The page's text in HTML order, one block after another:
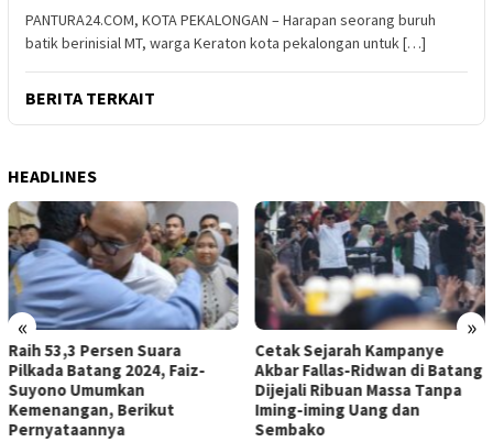
PANTURA24.COM, KOTA PEKALONGAN – Harapan seorang buruh
batik berinisial MT, warga Keraton kota pekalongan untuk […]
BERITA TERKAIT
HEADLINES
« »
Cetak Sejarah Kampanye
Akbar Fallas-Ridwan di Batang
Dijejali Ribuan Massa Tanpa
Iming-iming Uang dan
Sembako
Saatnya Wong Batang Tuan
Rumah di Kampung Sendiri
Jadi Jargon Kampanye Akbar
Pasangan Fallas-Ridwan